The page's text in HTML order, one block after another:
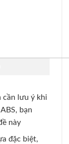
cần lưu ý khi
bạn
này
đặc biệt,